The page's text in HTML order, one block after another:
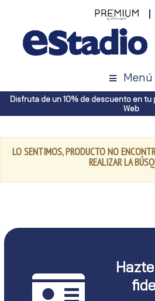
Menú
Disfruta de un 10% de descuento en
Web
LO SENTIMOS, PRODUCTO NO
REALIZAR LA